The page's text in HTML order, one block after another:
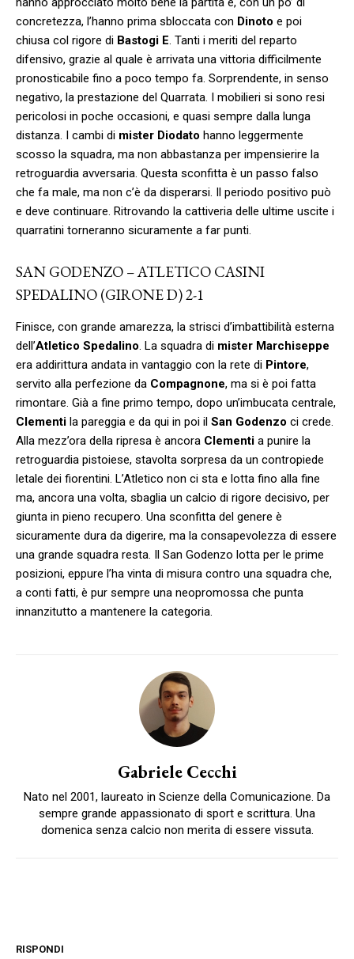
concretezza, l’hanno prima sbloccata con Dinoto e poi
chiusa col rigore di Bastogi E. Tanti i meriti del reparto
difensivo, grazie al quale è arrivata una vittoria difficilmente
pronosticabile fino a poco tempo fa. Sorprendente, in senso
negativo, la prestazione del Quarrata. I mobilieri si sono resi
pericolosi in poche occasioni, e quasi sempre dalla lunga
distanza. I cambi di mister Diodato hanno leggermente
scosso la squadra, ma non abbastanza per impensierire la
retroguardia avversaria. Questa sconfitta è un passo falso
che fa male, ma non c’è da disperarsi. Il periodo positivo può
e deve continuare. Ritrovando la cattiveria delle ultime uscite i
quarratini torneranno sicuramente a far punti.
SAN GODENZO – ATLETICO CASINI
SPEDALINO (GIRONE D) 2-1
Finisce, con grande amarezza, la strisci d’imbattibilità esterna
dell’Atletico Spedalino. La squadra di mister Marchiseppe
era addirittura andata in vantaggio con la rete di Pintore,
servito alla perfezione da Compagnone, ma si è poi fatta
rimontare. Già a fine primo tempo, dopo un’imbucata centrale,
Clementi la pareggia e da qui in poi il San Godenzo ci crede.
Alla mezz’ora della ripresa è ancora Clementi a punire la
retroguardia pistoiese, stavolta sorpresa da un contropiede
letale dei fiorentini. L’Atletico non ci sta e lotta fino alla fine
ma, ancora una volta, sbaglia un calcio di rigore decisivo, per
giunta in pieno recupero. Una sconfitta del genere è
sicuramente dura da digerire, ma la consapevolezza di essere
una grande squadra resta. Il San Godenzo lotta per le prime
posizioni, eppure l’ha vinta di misura contro una squadra che,
a conti fatti, è pur sempre una neopromossa che punta
innanzitutto a mantenere la categoria.
Gabriele Cecchi
Nato nel 2001, laureato in Scienze della Comunicazione. Da
sempre grande appassionato di sport e scrittura. Una
domenica senza calcio non merita di essere vissuta.
RISPONDI